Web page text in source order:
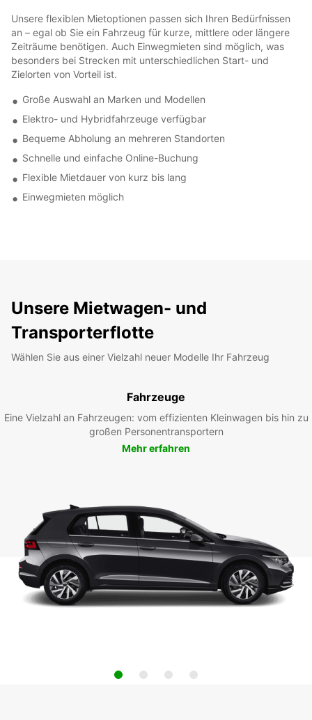
Unsere flexiblen Mietoptionen passen sich Ihren Bedürfnissen
an – egal ob Sie ein Fahrzeug für kurze, mittlere oder längere
Zeiträume benötigen. Auch Einwegmieten sind möglich, was
besonders bei Strecken mit unterschiedlichen Start- und
Zielorten von Vorteil ist.
Große Auswahl an Marken und Modellen
Elektro- und Hybridfahrzeuge verfügbar
Bequeme Abholung an mehreren Standorten
Schnelle und einfache Online-Buchung
Flexible Mietdauer von kurz bis lang
Einwegmieten möglich
Unsere Mietwagen- und
Transporterflotte
Wählen Sie aus einer Vielzahl neuer Modelle Ihr Fahrzeug
Fahrzeuge
Eine Vielzahl an Fahrzeugen: vom effizienten Kleinwagen bis hin zu
großen Personentransportern
Mehr erfahren